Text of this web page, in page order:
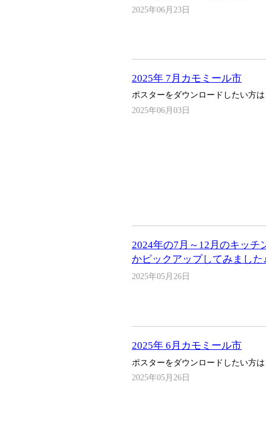
2025年06月23日
2025年 7月カモミール市
ポスターをダウンロードしたい方
2025年06月03日
2024年の7月～12月のキッチ
かピックアップしてみました
2025年05月26日
2025年 6月カモミール市
ポスターをダウンロードしたい方
2025年05月26日